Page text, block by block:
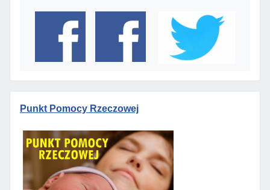
Punkt Pomocy Rzeczowej